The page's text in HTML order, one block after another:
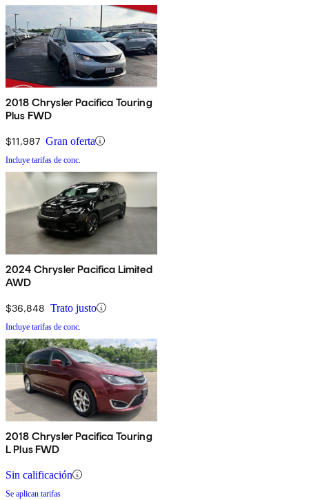
2018 Chrysler Pacifica Touring
Plus FWD
$11,987 Gran oferta
Incluye tarifas de conc.
2024 Chrysler Pacifica Limited
AWD
$36,848 Trato justo
Incluye tarifas de conc.
2018 Chrysler Pacifica Touring
L Plus FWD
Sin calificación
Se aplican tarifas